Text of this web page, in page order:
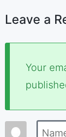
Leave a
Your
Required
marked
Name